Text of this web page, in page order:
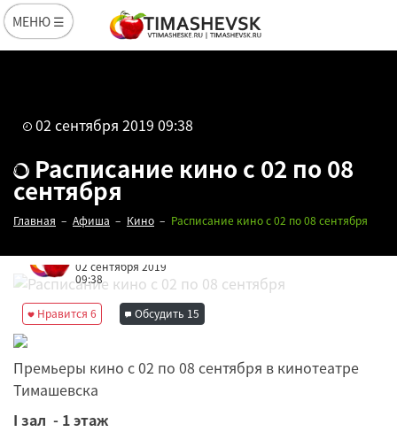
МЕНЮ ☰
02 сентября 2019 09:38
Расписание кино с 02 по 08
сентября
Главная Афиша Кино Расписание кино с 02 по 08 сентября
Редакция
02 сентября 2019
09:38
Нравится 6 Обсудить 15
Премьеры кино с 02 по 08 сентября в кинотеатре
Тимашевска
I зал - 1 этаж